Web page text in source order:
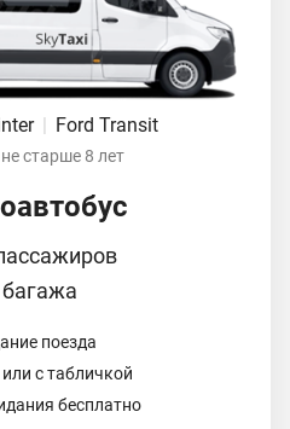
| Ford Transit
старше 8 лет
поезда
с табличкой
бесплатно